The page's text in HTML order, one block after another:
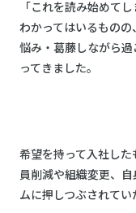
「これを読み始めて
わかってはいるものの
悩み・葛藤しながら
ってきました。
希望を持って入社し
員削減や組織変更、
ムに押しつぶされてい